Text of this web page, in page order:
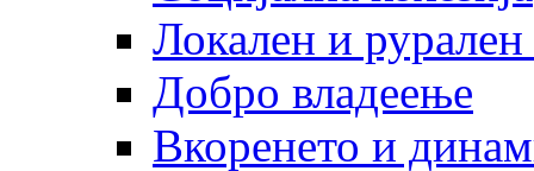
Локален и рурален
Добро владеење
Вкоренето и